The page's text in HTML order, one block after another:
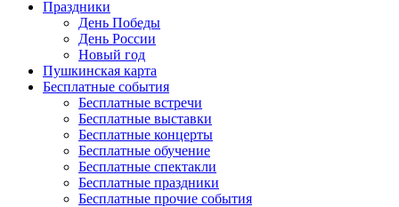
Праздники
День Победы
День России
Новый год
Пушкинская карта
Бесплатные события
Бесплатные встречи
Бесплатные выставки
Бесплатные концерты
Бесплатные обучение
Бесплатные спектакли
Бесплатные праздники
Бесплатные прочие события